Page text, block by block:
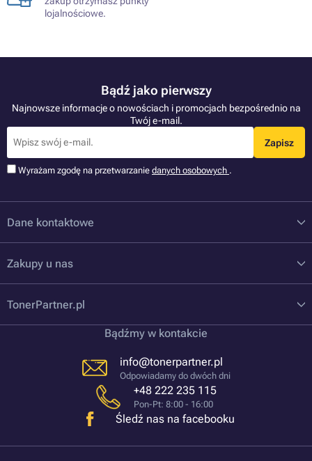
lojalnościowe.
Bądź jako pierwszy
Najnowsze informacje o nowościach i promocjach bezpośrednio na
Twój e-mail.
Zapisz
Wyrażam zgodę na przetwarzanie danych osobowych .
Dane kontaktowe
Zakupy u nas
TonerPartner.pl
Bądźmy w kontakcie
info@tonerpartner.pl
Odpowiadamy do dwóch dni
+48 222 235 115
Pon-Pt: 8:00 - 16:00
Śledź nas na facebooku